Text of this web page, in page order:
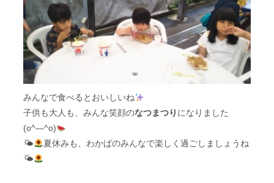
みんなで食べるとおいしいね
子供も大人も、みんな笑顔のなつまつり になりました
(o^―^o)
🌤
夏休みも、わかばのみんなで楽しく過ごしましょうね
🌤